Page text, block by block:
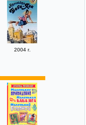
2004 г.